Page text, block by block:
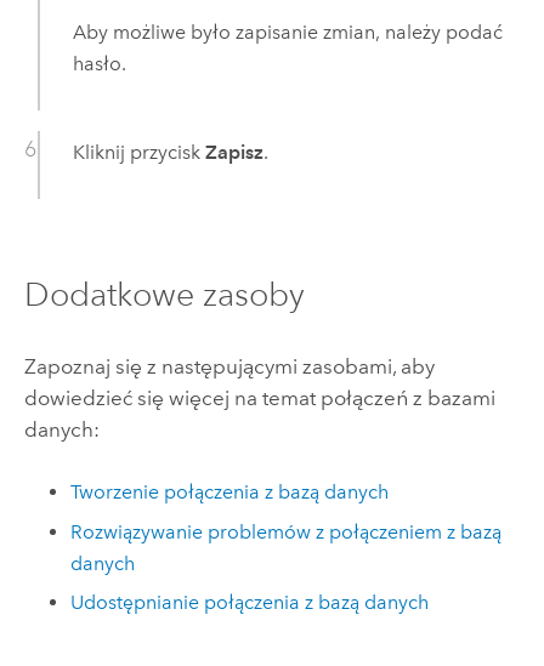
Aby możliwe było zapisanie zmian, należy podać
hasło.
Kliknij przycisk Zapisz.
Dodatkowe zasoby
Zapoznaj się z następującymi zasobami, aby
dowiedzieć się więcej na temat połączeń z bazami
danych:
Tworzenie połączenia z bazą danych
Rozwiązywanie problemów z połączeniem z bazą
danych
Udostępnianie połączenia z bazą danych